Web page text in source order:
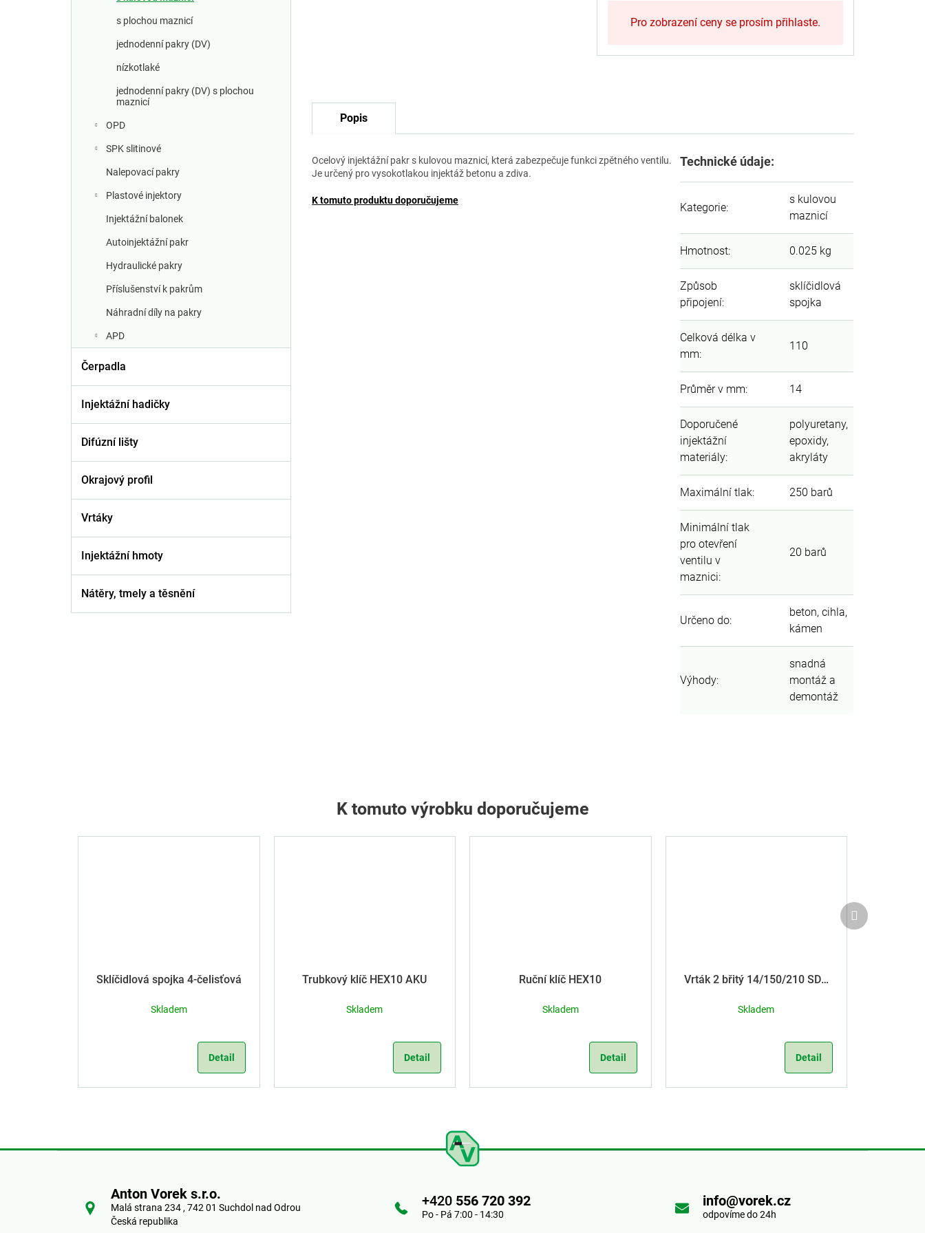
s plochou maznicí
jednodenní pakry (DV)
nízkotlaké
jednodenní pakry (DV) s plochou
maznicí
OPD
SPK slitinové
Nalepovací pakry
Plastové injektory
Injektážní balonek
Autoinjektážní pakr
Hydraulické pakry
Příslušenství k pakrům
Náhradní díly na pakry
APD
Čerpadla
Injektážní hadičky
Difúzní lišty
Okrajový profil
Vrtáky
Injektážní hmoty
Nátěry, tmely a těsnění
Pro zobrazení ceny se prosím přihlaste.
Popis
Ocelový injektážní pakr s kulovou maznicí, která zabezpečuje funkci zpětného ventilu.
Je určený pro vysokotlakou injektáž betonu a zdiva.
K tomuto produktu doporučujeme
Technické údaje:
Kategorie:
s kulovou
maznicí
Hmotnost: 0.025 kg
Způsob
připojení:
sklíčidlová
spojka
Celková délka v
mm:
110
Průměr v mm: 14
Doporučené
injektážní
materiály:
polyuretany,
epoxidy,
akryláty
Maximální tlak: 250 barů
Minimální tlak
pro otevření
ventilu v
maznici:
20 barů
Určeno do:
beton, cihla,
kámen
Výhody:
snadná
montáž a
demontáž
K tomuto výrobku doporučujeme
Sklíčidlová spojka 4-čelisťová
Skladem
Detail
Trubkový klíč HEX10 AKU
Skladem
Detail
Ruční klíč HEX10
Skladem
Detail
Vrták 2 břitý 14/150/210 SDS
Skladem
Detail
Další
produkt
Anton Vorek s.r.o.
Malá strana 234 , 742 01 Suchdol nad Odrou
Česká republika
+420 556 720 392
Po - Pá 7:00 - 14:30
info@vorek.cz
odpovíme do 24h